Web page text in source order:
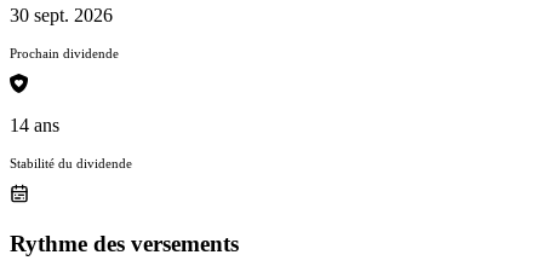
30 sept. 2026
Prochain dividende
14 ans
Stabilité du dividende
Rythme des versements